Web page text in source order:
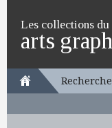
Les collections du
arts